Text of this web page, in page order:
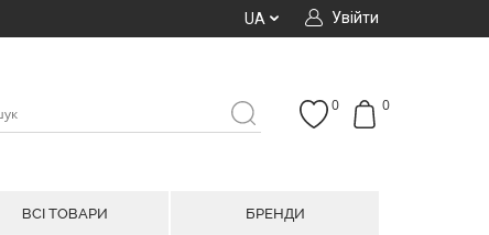
Увійти
UA
0
0
ВСІ ТОВАРИ БРЕНДИ